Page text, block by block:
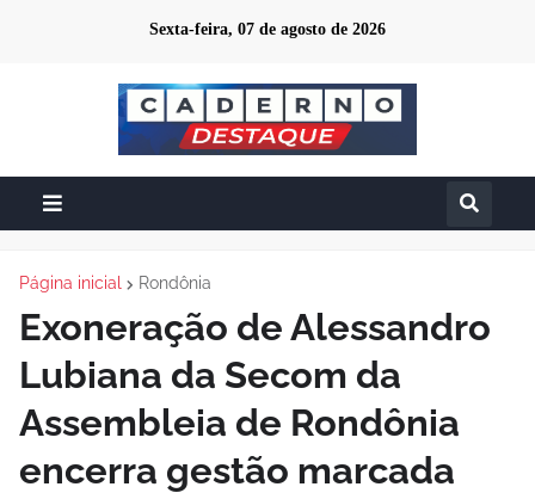
Sexta-feira, 07 de agosto de 2026
Página inicial Rondônia
Exoneração de Alessandro
Lubiana da Secom da
Assembleia de Rondônia
encerra gestão marcada